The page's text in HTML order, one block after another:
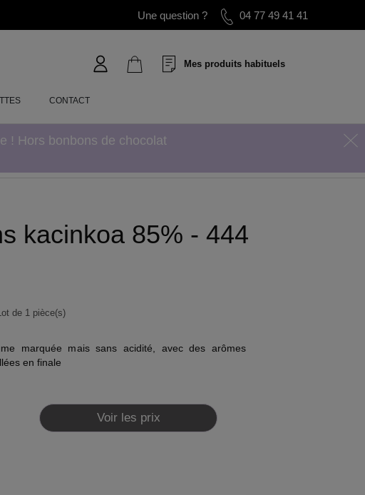
Une question ? 04 77 49 41 41
Mes produits habituels
CONTACT
! Hors bonbons de chocolat
kacinkoa 85% - 444
de 1 pièce(s)
marquée mais sans acidité, avec des arômes
en finale
Voir les prix